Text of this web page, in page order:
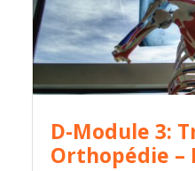
D-Module 3:
Orthopédie –